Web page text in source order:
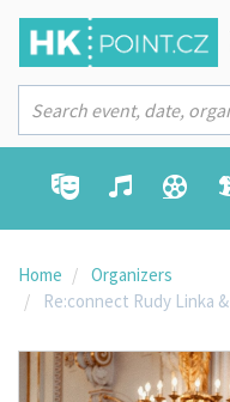
Home
Organizers
Re:connect Rudy Linka